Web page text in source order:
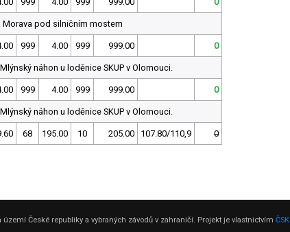
Morava pod silničním mostem
999 4.00 999 999.00 0
Mlýnský náhon u loděnice SKUP v Olomouci.
999 4.00 999 999.00 0
Mlýnský náhon u loděnice SKUP v Olomouci.
68 195.00 10 205.00 107.80/110,9 0
České republiky a vybraných závodů v zahraničí. Projekt je vlastnictvím